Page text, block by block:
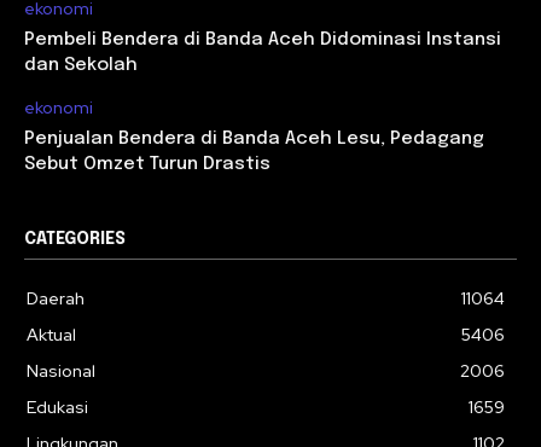
ekonomi
Pembeli Bendera di Banda Aceh Didominasi Instansi
dan Sekolah
ekonomi
Penjualan Bendera di Banda Aceh Lesu, Pedagang
Sebut Omzet Turun Drastis
CATEGORIES
Daerah
11064
Aktual
5406
Nasional
2006
Edukasi
1659